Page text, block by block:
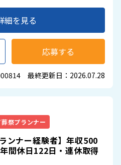
細を見る
応募する
最終更新日：2026.07.28
祭プランナー
ンナー経験者】年収500
間休日122日・連休取得